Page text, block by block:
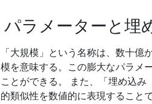
パラメーターと埋
「大規模」という名称は、数十
模を意味する。この膨大なパラメ
ことができる。 また、「埋め込
的類似性を数値的に表現すること